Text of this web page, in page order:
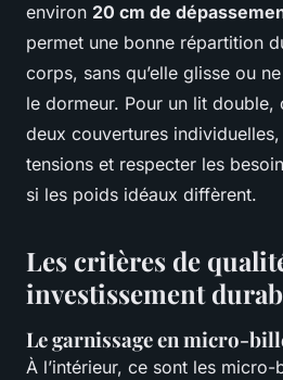
environ 20 cm de
permet une bonne répartition
corps, sans qu’elle glisse ou
le dormeur. Pour un lit double,
deux couvertures
tensions et respecter les
si les poids idéaux diffèrent.
Les critères de
investissement
Le garnissage en micro-
À l’intérieur, ce sont les